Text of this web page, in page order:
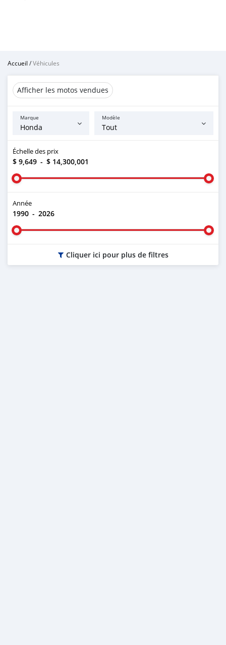
Accueil /Véhicules
Afficher les motos vendues
Marque Modèle
Échelle des prix
$ 9,649 - $ 14,300,001
Année
1990 - 2026
Cliquer ici pour plus de filtres